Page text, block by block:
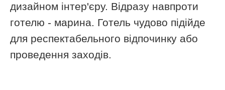
дизайном інтер'єру. Відразу навпроти
готелю - марина. Готель чудово підійде
для респектабельного відпочинку або
проведення заходів.